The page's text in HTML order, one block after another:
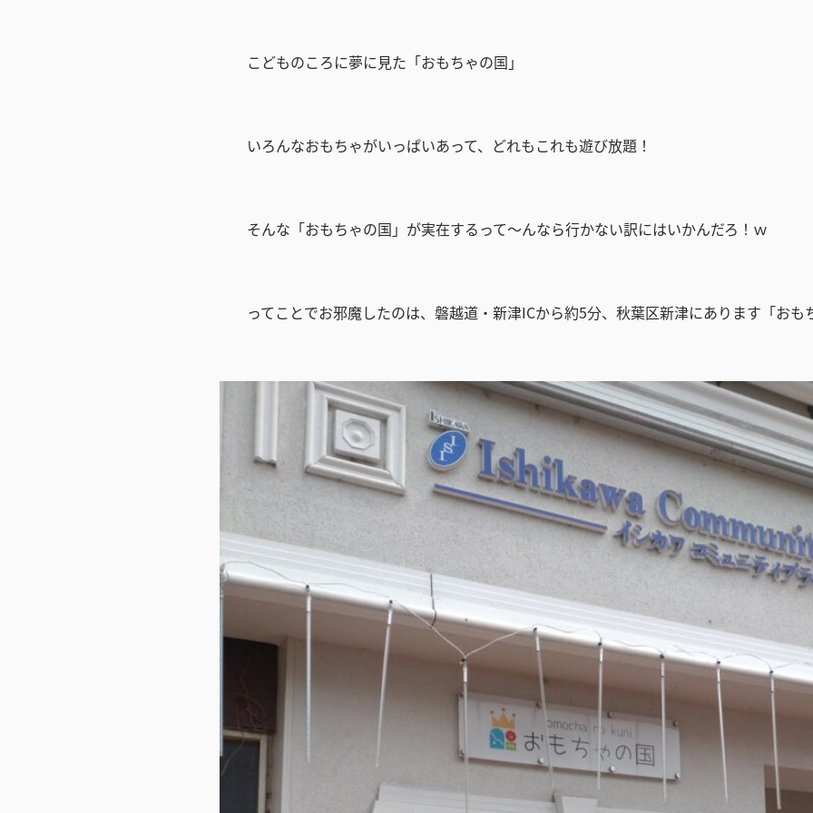
こどものころに夢に見た「おもちゃの国」
いろんなおもちゃがいっぱいあって、どれもこれも遊び放題！
そんな「おもちゃの国」が実在するって～んなら行かない訳にはいかんだろ！ｗ
ってことでお邪魔したのは、磐越道・新津ICから約5分、秋葉区新津にあります「おも